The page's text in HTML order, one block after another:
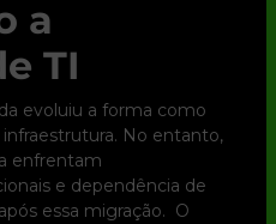
a
TI
evoluiu a forma como
No entanto,
enfrentam
e dependência de
essa migração. O